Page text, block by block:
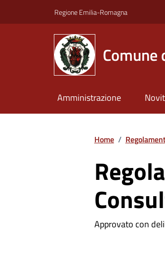
Regione Emilia-Romagna
Comune
Amministrazione
Home /
Approvato con